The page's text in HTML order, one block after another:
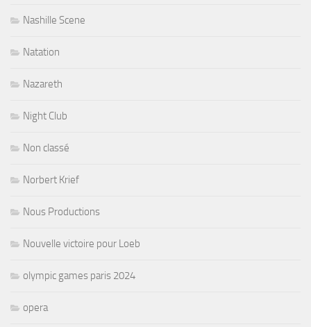
Nashille Scene
Natation
Nazareth
Night Club
Non classé
Norbert Krief
Nous Productions
Nouvelle victoire pour Loeb
olympic games paris 2024
opera